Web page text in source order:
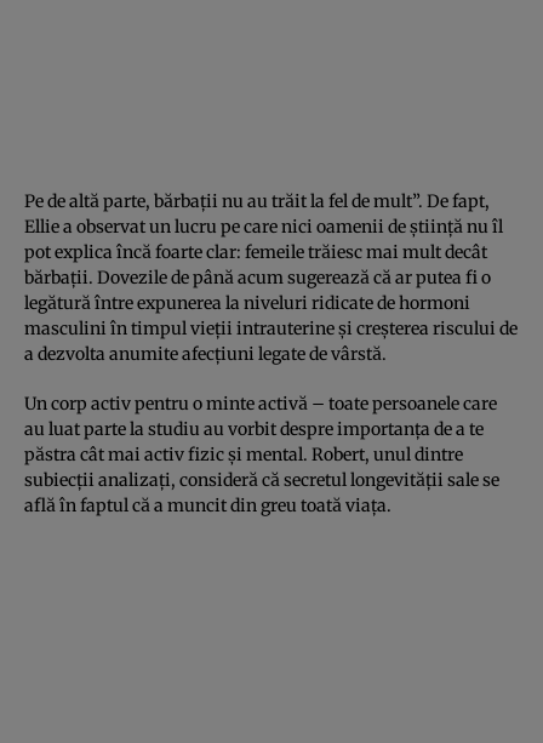
Pe de altă parte, bărbaţii nu au trăit la fel de mult”. De fapt,
Ellie a observat un lucru pe care nici oamenii de ştiinţă nu îl
pot explica încă foarte clar: femeile trăiesc mai mult decât
bărbaţii. Dovezile de până acum sugerează că ar putea fi o
legătură între expunerea la niveluri ridicate de hormoni
masculini în timpul vieţii intrauterine şi creşterea riscului de
a dezvolta anumite afecţiuni legate de vârstă.
Un corp activ pentru o minte activă – toate persoanele care
au luat parte la studiu au vorbit despre importanţa de a te
păstra cât mai activ fizic şi mental. Robert, unul dintre
subiecţii analizaţi, consideră că secretul longevităţii sale se
află în faptul că a muncit din greu toată viaţa.